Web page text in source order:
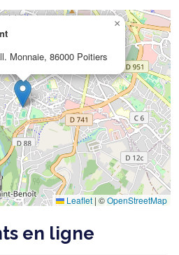
Monnaie, 86000 Poitiers
×
Leaflet | ©OpenStreetMap
en ligne